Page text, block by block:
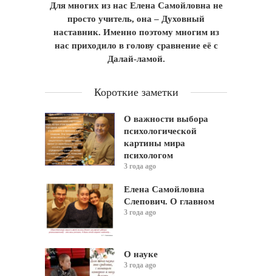
Для многих из нас Елена Самойловна не
просто учитель, она – Духовный
наставник. Именно поэтому многим из
нас приходило в голову сравнение её с
Далай-ламой.
Короткие заметки
О важности выбора
психологической
картины мира
психологом
3 года ago
Елена Самойловна
Слепович. О главном
3 года ago
О науке
3 года ago